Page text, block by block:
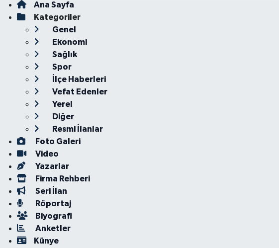
Ana Sayfa
Kategoriler
Genel
Ekonomi
Sağlık
Spor
İlçe Haberleri
Vefat Edenler
Yerel
Diğer
Resmi İlanlar
Foto Galeri
Video
Yazarlar
Firma Rehberi
Seri İlan
Röportaj
Biyografi
Anketler
Künye